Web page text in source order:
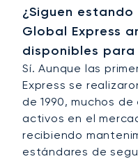
¿Siguen
Global Express
disponibles para
Sí. Aunque las
Express se
de 1990, muchos
activos en el
recibiendo
estándares de